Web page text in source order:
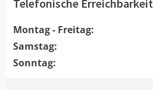
Telefonische Erreichbarkeit
Montag - Freitag:
Samstag:
Sonntag: